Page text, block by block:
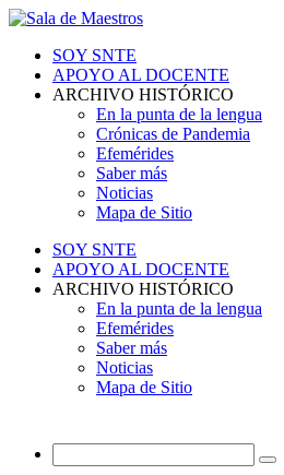
SOY SNTE
APOYO AL DOCENTE
ARCHIVO HISTÓRICO
En la punta de la lengua
Crónicas de Pandemia
Efemérides
Saber más
Noticias
Mapa de Sitio
SOY SNTE
APOYO AL DOCENTE
ARCHIVO HISTÓRICO
En la punta de la lengua
Efemérides
Saber más
Noticias
Mapa de Sitio